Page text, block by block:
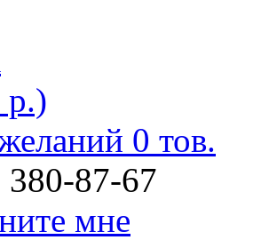
р.)
0 тов.
87-67
мне